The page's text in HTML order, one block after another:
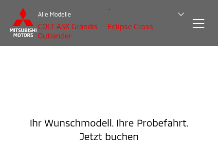
Alle Modelle
COLT ASX Grandis
Eclipse Cross
Outlander
.
Ihr Wunschmodell. Ihre Probefahrt.
Jetzt buchen